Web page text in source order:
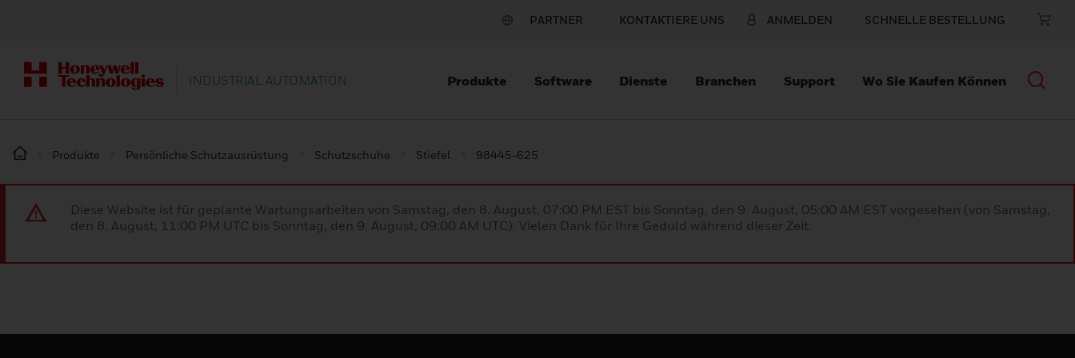
PARTNER KONTAKTIERE UNS ANMELDEN SCHNELLE BESTELLUNG
INDUSTRIAL AUTOMATION Produkte Software Dienste Branchen Support Wo Sie Kaufen Können
Produkte Persönliche Schutzausrüstung Schutzschuhe Stiefel 98445-625
Diese Website ist für geplante Wartungsarbeiten von Samstag, den 8. August, 07:00 PM EST bis Sonntag, den 9. August, 05:00 AM EST vorgesehen (von Samstag,
den 8. August, 11:00 PM UTC bis Sonntag, den 9. August, 09:00 AM UTC). Vielen Dank für Ihre Geduld während dieser Zeit.